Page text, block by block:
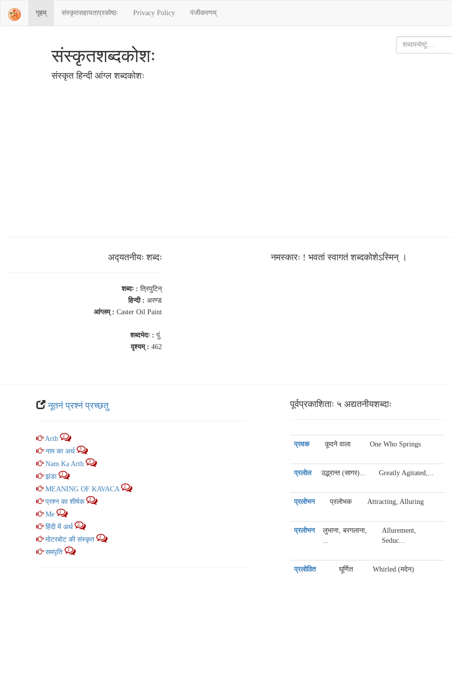
गृहम् संस्‍कृतसहायताप्रकोष्‍ठः Privacy Policy पंजीकरणम्
संस्‍कृतशब्‍दकोशः
संस्‍कृत हिन्‍दी आंग्‍ल शब्‍दकोशः
अद्‍यतनीयः शब्‍दः
शब्‍दः : त्रिपुटिन्
हिन्दी : अरण्ड
आंग्‍लम् : Caster Oil Paint
शब्‍दभेदः : पुं.
दृश्यम् : 462
नमस्‍कारः ! भवतां स्‍वागतं शब्‍दकोशेऽस्‍मिन् ।
नूतनं प्रश्नं प्रच्‍छतु
Arth 1
नाम का अर्थ 3
Nam Ka Arth 3
झंडा 1
MEANING OF KAVACA 1
प्रश्न का शीर्षक 1
Me 1
हिंदी में अर्थ 5
मोटरबोट की संस्कृत 1
समपृति 1
पूर्वप्रकाशिताः ५ अद्यतनीयशब्‍दाः
प्रवक कूदने वाला One Who Springs
प्रलोल उद्भ्रान्त (सागर)... Greatly Agitated,...
प्रलोभन प्रलोभक Attracting, Alluring
प्रलोभन
लुभाना‚ बरगलाना‚
...
Allurement,
Seduc...
प्रलोठित घूर्णित Whirled (मदेन)